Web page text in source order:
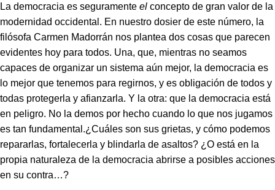
La democracia es seguramente el concepto de gran valor de la
modernidad occidental. En nuestro dosier de este número, la
filósofa Carmen Madorrán nos plantea dos cosas que parecen
evidentes hoy para todos. Una, que, mientras no seamos
capaces de organizar un sistema aún mejor, la democracia es
lo mejor que tenemos para regirnos, y es obligación de todos y
todas protegerla y afianzarla. Y la otra: que la democracia está
en peligro. No la demos por hecho cuando lo que nos jugamos
es tan fundamental.¿Cuáles son sus grietas, y cómo podemos
repararlas, fortalecerla y blindarla de asaltos? ¿O está en la
propia naturaleza de la democracia abrirse a posibles acciones
en su contra…?